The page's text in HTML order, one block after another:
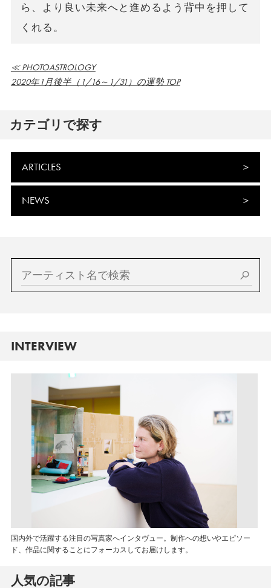
ら、より良い未来へと進めるよう背中を押して
くれる。
≪ PHOTOASTROLOGY
2020年1月後半（1/16～1/31）の運勢 TOP
カテゴリで探す
ARTICLES
NEWS
INTERVIEW
国内外で活躍する注目の写真家へインタヴュー。制作への想いやエピソー
ド、作品に関することにフォーカスしてお届けします。
人気の記事